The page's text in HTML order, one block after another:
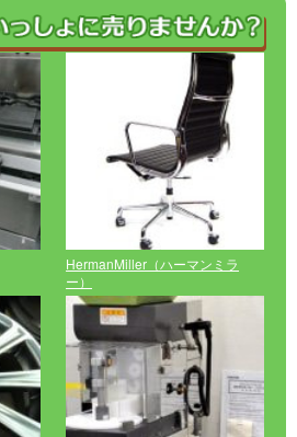
HermanMiller（ハーマンミラ
ー）